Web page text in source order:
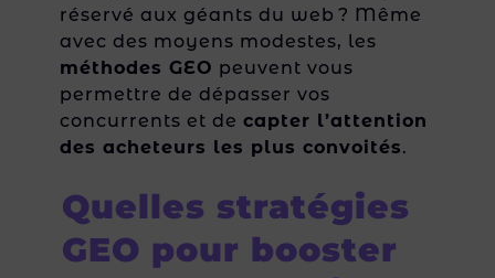
réservé aux géants du web ? Même
avec des moyens modestes, les
méthodes GEO peuvent vous
permettre de dépasser vos
concurrents et de capter l’attention
des acheteurs les plus convoités.
Quelles stratégies
GEO pour booster